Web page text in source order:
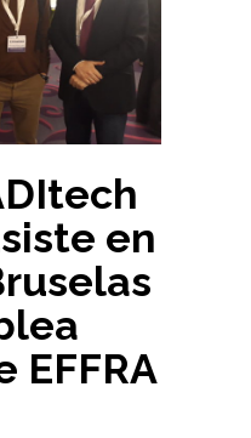
en
EFFRA